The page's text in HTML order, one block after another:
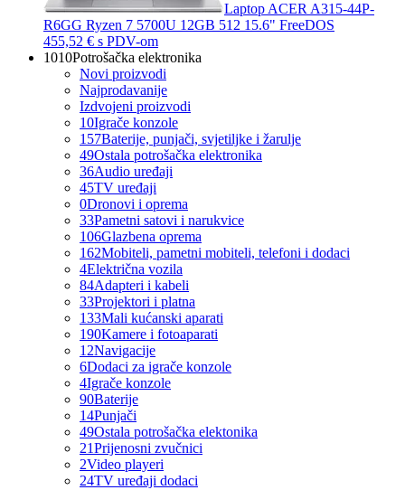
Laptop ACER A315-44P-
R6GG Ryzen 7 5700U 12GB 512 15.6" FreeDOS
455,52 € s PDV-om
1010Potrošačka elektronika
Novi proizvodi
Najprodavanije
Izdvojeni proizvodi
10Igrače konzole
157Baterije, punjači, svjetiljke i žarulje
49Ostala potrošačka elektronika
36Audio uređaji
45TV uređaji
0Dronovi i oprema
33Pametni satovi i narukvice
106Glazbena oprema
162Mobiteli, pametni mobiteli, telefoni i dodaci
4Električna vozila
84Adapteri i kabeli
33Projektori i platna
133Mali kućanski aparati
190Kamere i fotoaparati
12Navigacije
6Dodaci za igrače konzole
4Igrače konzole
90Baterije
14Punjači
49Ostala potrošačka elektonika
21Prijenosni zvučnici
2Video playeri
24TV uređaji dodaci